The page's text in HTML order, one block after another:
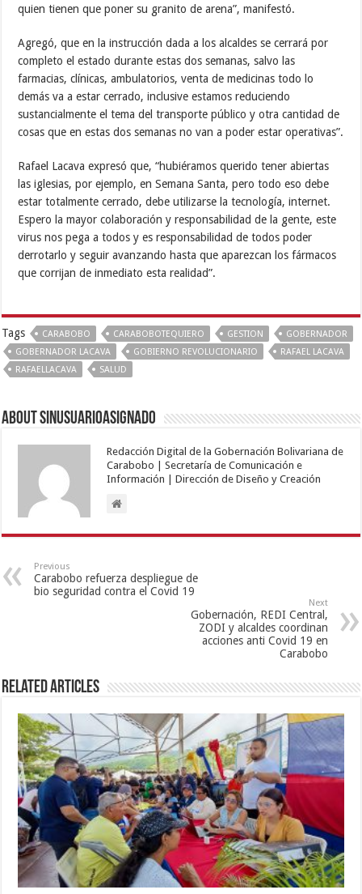
quien tienen que poner su granito de arena”, manifestó.
Agregó, que en la instrucción dada a los alcaldes se cerrará por
completo el estado durante estas dos semanas, salvo las
farmacias, clínicas, ambulatorios, venta de medicinas todo lo
demás va a estar cerrado, inclusive estamos reduciendo
sustancialmente el tema del transporte público y otra cantidad de
cosas que en estas dos semanas no van a poder estar operativas”.
Rafael Lacava expresó que, “hubiéramos querido tener abiertas
las iglesias, por ejemplo, en Semana Santa, pero todo eso debe
estar totalmente cerrado, debe utilizarse la tecnología, internet.
Espero la mayor colaboración y responsabilidad de la gente, este
virus nos pega a todos y es responsabilidad de todos poder
derrotarlo y seguir avanzando hasta que aparezcan los fármacos
que corrijan de inmediato esta realidad”.
Tags CARABOBO CARABOBOTEQUIERO GESTION
GOBERNADOR
GOBERNADOR LACAVA
GOBIERNO REVOLUCIONARIO
RAFAEL LACAVA
RAFAELLACAVA
SALUD
About sinusuarioasignado
Redacción Digital de la Gobernación Bolivariana de
Carabobo | Secretaría de Comunicación e
Información | Dirección de Diseño y Creación
Previous
Carabobo refuerza despliegue de
bio seguridad contra el Covid 19
Next
Gobernación, REDI Central,
ZODI y alcaldes coordinan
acciones anti Covid 19 en
Carabobo
Related Articles